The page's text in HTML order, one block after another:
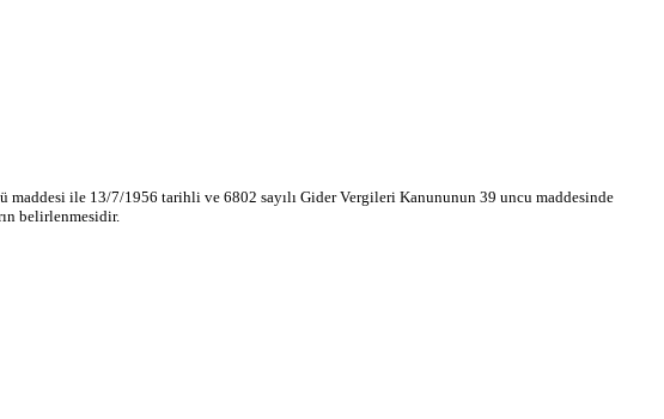
ile 13/7/1956 tarihli ve 6802 sayılı Gider Vergileri Kanununun 39 uncu maddesinde
belirlenmesidir.